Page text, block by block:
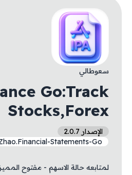
سعوطالي
Go:Track
Stocks,Forex
الإصدار 2.0.7
Statements-Go
لمتابعه حالة الاسهم - مفتوح